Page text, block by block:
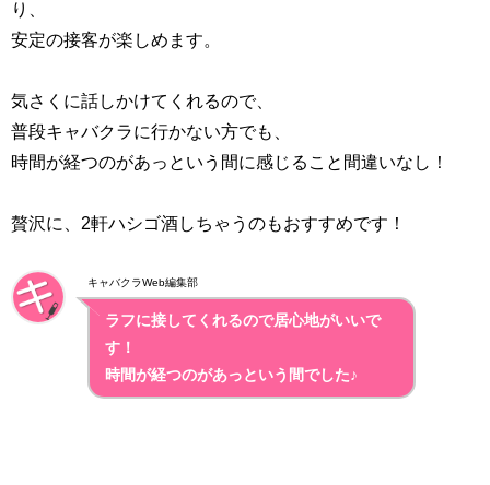
り、
安定の接客が楽しめます。
気さくに話しかけてくれるので、
普段キャバクラに行かない方でも、
時間が経つのがあっという間に感じること間違いなし！
贅沢に、2軒ハシゴ酒しちゃうのもおすすめです！
キャバクラWeb編集部
ラフに接してくれるので居心地がいいで
す！
時間が経つのがあっという間でした♪